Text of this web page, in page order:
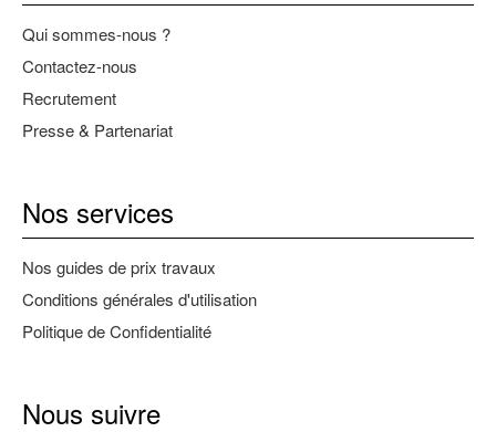
Qui sommes-nous ?
Contactez-nous
Recrutement
Presse & Partenariat
Nos services
Nos guides de prix travaux
Conditions générales d'utilisation
Politique de Confidentialité
Nous suivre